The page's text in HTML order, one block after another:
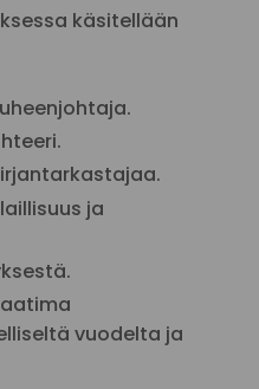
käsitellään
ja
vuodelta ja